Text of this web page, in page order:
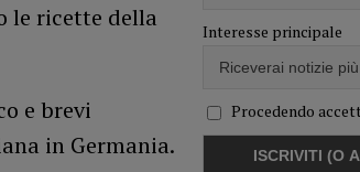
le ricette della
e brevi
in Germania.
Interesse principale
Procedendo